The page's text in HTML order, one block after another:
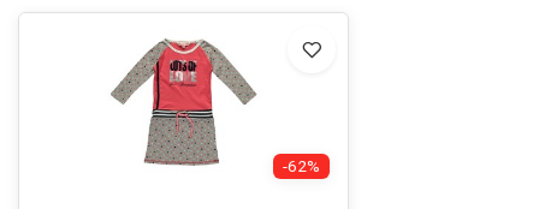
-62%